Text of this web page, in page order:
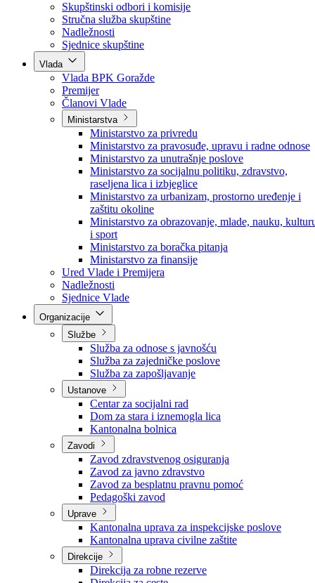
Poslanici po strankama
Poslanici po klubovima naroda
Kolegij skupštine
Skupštinski odbori i komisije
Stručna služba skupštine
Nadležnosti
Sjednice skupštine
Vlada
Vlada BPK Goražde
Premijer
Članovi Vlade
Ministarstva
Ministarstvo za privredu
Ministarstvo za pravosuđe, upravu i radne odnose
Ministarstvo za unutrašnje poslove
Ministarstvo za socijalnu politiku, zdravstvo,
raseljena lica i izbjeglice
Ministarstvo za urbanizam, prostorno uređenje i
zaštitu okoline
Ministarstvo za obrazovanje, mlade, nauku,
i sport
Ministarstvo za boračka pitanja
Ministarstvo za finansije
Ured Vlade i Premijera
Nadležnosti
Sjednice Vlade
Službe
Služba za odnose s javnošću
Služba za zajedničke poslove
Služba za zapošljavanje
Ustanove
Centar za socijalni rad
Dom za stara i iznemogla lica
Kantonalna bolnica
Zavodi
Zavod zdravstvenog osiguranja
Zavod za javno zdravstvo
Zavod za besplatnu pravnu pomoć
Pedagoški zavod
Uprave
Kantonalna uprava za inspekcijske poslove
Kantonalna uprava civilne zaštite